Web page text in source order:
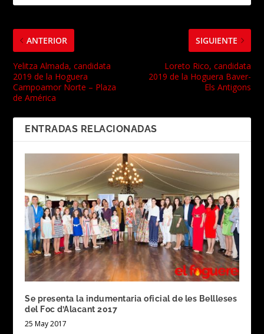
ANTERIOR
Yelitza Almada, candidata
2019 de la Hoguera
Campoamor Norte – Plaza
de América
SIGUIENTE
Loreto Rico, candidata
2019 de la Hoguera Baver-
Els Antigons
ENTRADAS RELACIONADAS
Se presenta la indumentaria oficial de les Bellleses
del Foc d’Alacant 2017
25 May 2017